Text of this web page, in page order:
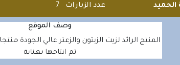
الحميد عدد الزيارات 7
وصف الموقع
المنتج الرائد لزيت الزيتون والزعتر عالي الجودة
تم انتاجها بعناية